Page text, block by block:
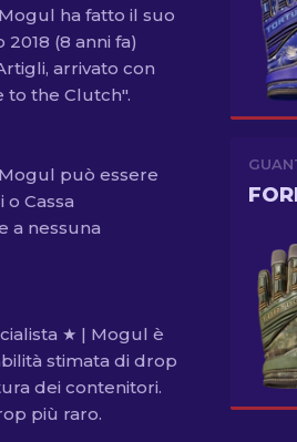
ha fatto il suo
(8 anni fa)
arrivato con
to the Clutch".
può essere
Cassa
a nessuna
★ | Mogul è
stimata di drop
dei contenitori.
più raro.